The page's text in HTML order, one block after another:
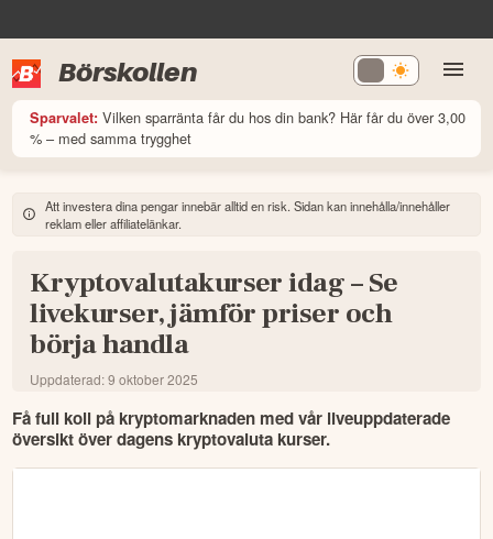
Börskollen
Sparvalet: Vilken sparränta får du hos din bank? Här får du över 3,00
% – med samma trygghet
Att investera dina pengar innebär alltid en risk. Sidan kan innehålla/innehåller
reklam eller affiliatelänkar.
Kryptovalutakurser idag – Se
livekurser, jämför priser och
börja handla
Uppdaterad:9 oktober 2025
Få full koll på kryptomarknaden med vår liveuppdaterade
översikt över dagens kryptovaluta kurser.